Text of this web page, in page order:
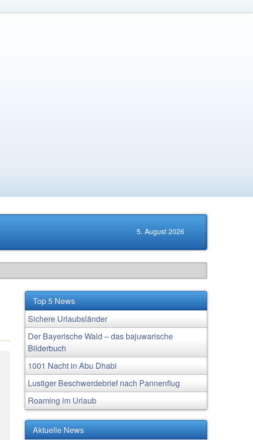
5. August 2026
Top 5 News
Sichere Urlaubsländer
Der Bayerische Wald – das bajuwarische
Bilderbuch
1001 Nacht in Abu Dhabi
Lustiger Beschwerdebrief nach Pannenflug
Roaming im Urlaub
Aktuelle News